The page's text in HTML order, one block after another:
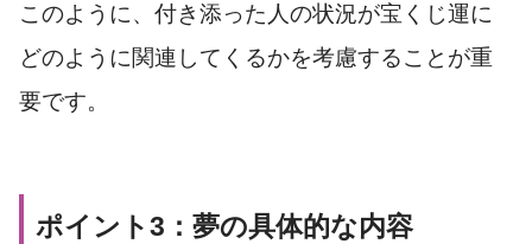
このように、付き添った人の状況が宝くじ運に
どのように関連してくるかを考慮することが重
要です。
ポイント3：夢の具体的な内容